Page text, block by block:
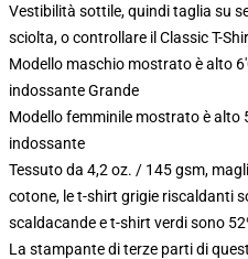
Vestibilità sottile, quindi taglia su
sciolta, o controllare il Classic T-
Modello maschio mostrato è alto
indossante Grande
Modello femminile mostrato è alto
indossante
Tessuto da 4,2 oz. / 145 gsm,
cotone, le t-shirt grigie riscaldanti
scaldacande e t-shirt verdi sono
La stampante di terze parti di